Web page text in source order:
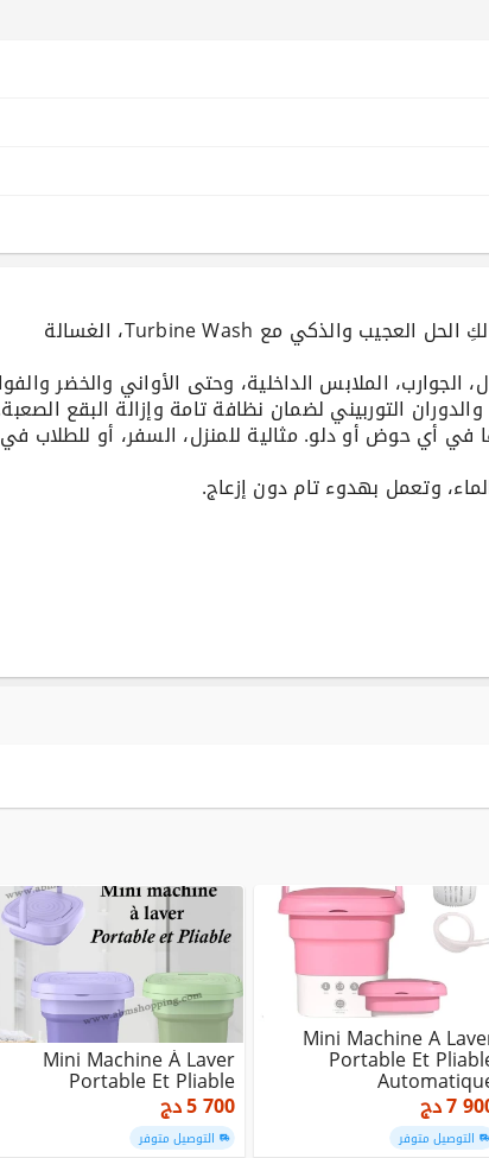
هل سئمتِ من غسل الملابس الصغيرة أو الأواني يومياً؟ وفرنا لكِ الحل العجيب والذكي مع Turbine Wash، الغسالة
أي حوض أو دلو. مثالية للمنزل، السفر، أو للطلاب في
Mini Machine A
Portable Et
7دج
التوصيل متوفر
Mini Machine À Laver
Portable Et Pliable
5 700دج
التوصيل متوفر